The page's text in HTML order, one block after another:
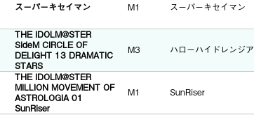
スーパーキセイマン M1 スーパーキセイマン
THE IDOLM@STER
SideM CIRCLE OF
DELIGHT 13 DRAMATIC
STARS
M3 ハローハイドレンジア
THE IDOLM@STER
MILLION MOVEMENT OF
ASTROLOGIA 01
SunRiser
M1 SunRiser